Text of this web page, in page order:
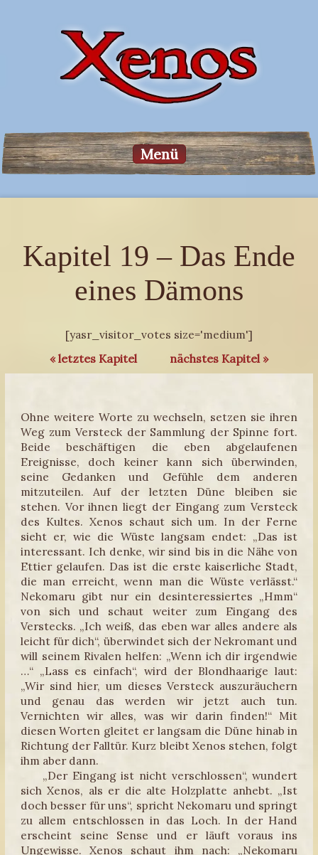
Menü
Kapitel 19 – Das Ende
eines Dämons
[yasr_visitor_votes size='medium']
« letztes Kapitel
nächstes Kapitel »
Ohne weitere Worte zu wechseln, setzen sie ihren
Weg zum Versteck der Sammlung der Spinne fort.
Beide beschäftigen die eben abgelaufenen
Ereignisse, doch keiner kann sich überwinden,
seine Gedanken und Gefühle dem anderen
mitzuteilen. Auf der letzten Düne bleiben sie
stehen. Vor ihnen liegt der Eingang zum Versteck
des Kultes. Xenos schaut sich um. In der Ferne
sieht er, wie die Wüste langsam endet: „Das ist
interessant. Ich denke, wir sind bis in die Nähe von
Ettier gelaufen. Das ist die erste kaiserliche Stadt,
die man erreicht, wenn man die Wüste verlässt.“
Nekomaru gibt nur ein desinteressiertes „Hmm“
von sich und schaut weiter zum Eingang des
Verstecks. „Ich weiß, das eben war alles andere als
leicht für dich“, überwindet sich der Nekromant und
will seinem Rivalen helfen: „Wenn ich dir irgendwie
…“ „Lass es einfach“, wird der Blondhaarige laut:
„Wir sind hier, um dieses Versteck auszuräuchern
und genau das werden wir jetzt auch tun.
Vernichten wir alles, was wir darin finden!“ Mit
diesen Worten gleitet er langsam die Düne hinab in
Richtung der Falltür. Kurz bleibt Xenos stehen, folgt
ihm aber dann.
„Der Eingang ist nicht verschlossen“, wundert
sich Xenos, als er die alte Holzplatte anhebt. „Ist
doch besser für uns“, spricht Nekomaru und springt
zu allem entschlossen in das Loch. In der Hand
erscheint seine Sense und er läuft voraus ins
Ungewisse. Xenos schaut ihm nach: „Nekomaru